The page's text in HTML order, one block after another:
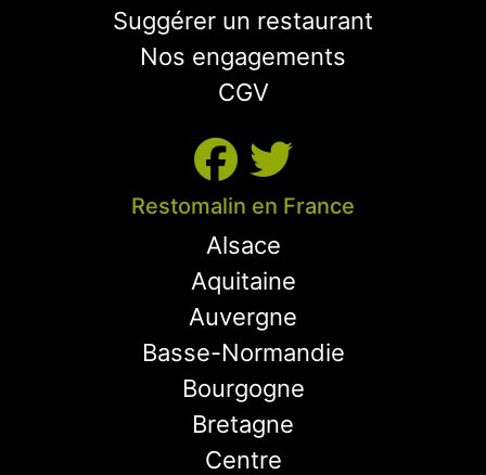
Suggérer un restaurant
Nos engagements
CGV
Restomalin en France
Alsace
Aquitaine
Auvergne
Basse-Normandie
Bourgogne
Bretagne
Centre